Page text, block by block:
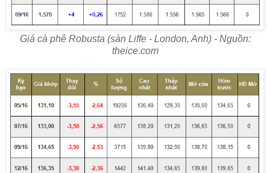
Giá cà phê Robusta (sàn Liffe - London, Anh) - Nguồn:
theice.com